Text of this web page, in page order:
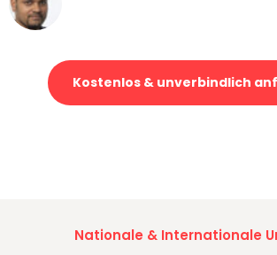
Kostenlos & unverbindlich
Nationale & Internationale